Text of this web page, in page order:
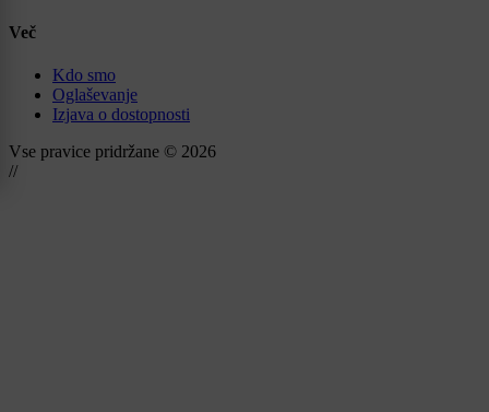
Več
Kdo smo
Oglaševanje
Izjava o dostopnosti
Vse pravice pridržane © 2026
//